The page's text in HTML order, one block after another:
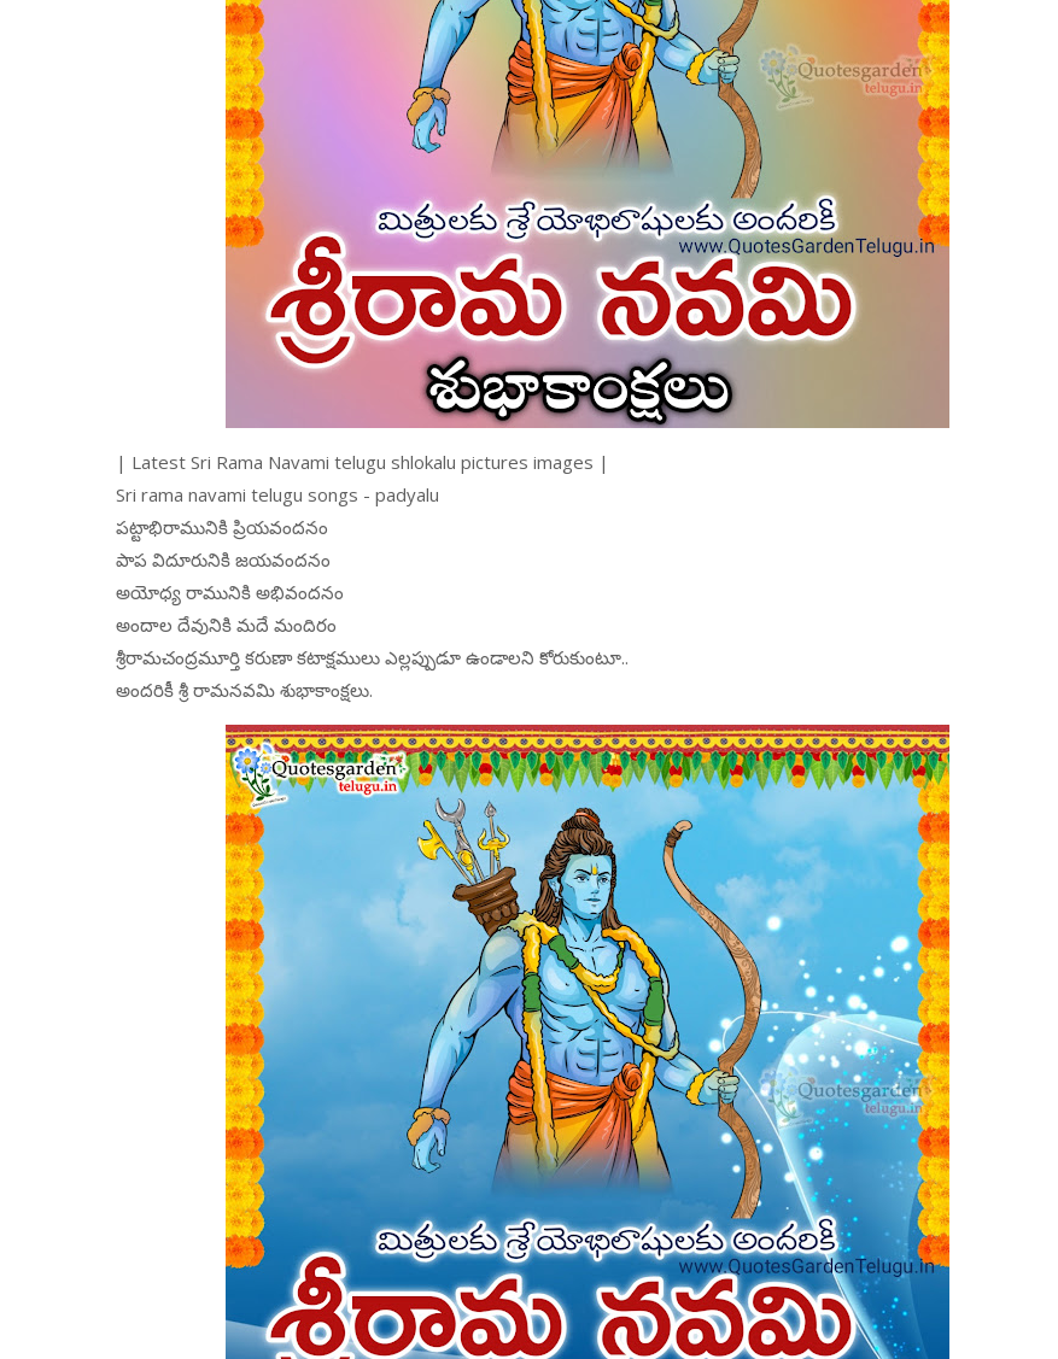
| Latest Sri Rama Navami telugu shlokalu pictures images |
Sri rama navami telugu songs - padyalu
పట్టాభిరామునికి ప్రియవందనం
పాప విదూరునికి జయవందనం
అయోధ్య రామునికి అభివందనం
అందాల దేవునికి మదే మందిరం
శ్రీరామచంద్రమూర్తి కరుణా కటాక్షములు ఎల్లప్పుడూ ఉండాలని కోరుకుంటూ..
అందరికీ శ్రీ రామనవమి శుభాకాంక్షలు.